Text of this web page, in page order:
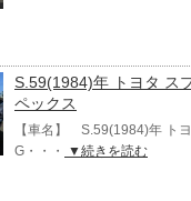
S.59(1984)年 トヨタ ス
ペックス
【車名】 S.59(1984)年 ト
G・・・
▼続きを読む